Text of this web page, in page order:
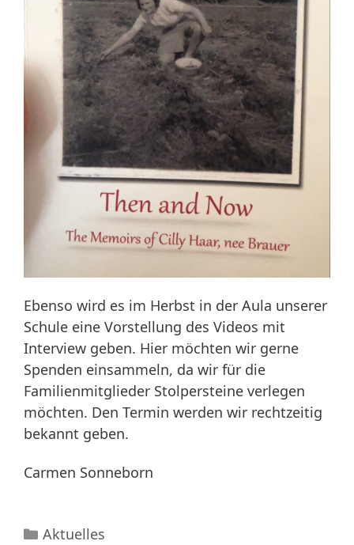
Ebenso wird es im Herbst in der Aula unserer
Schule eine Vorstellung des Videos mit
Interview geben. Hier möchten wir gerne
Spenden einsammeln, da wir für die
Familienmitglieder Stolpersteine verlegen
möchten. Den Termin werden wir rechtzeitig
bekannt geben.
Carmen Sonneborn
Kategorien
Aktuelles